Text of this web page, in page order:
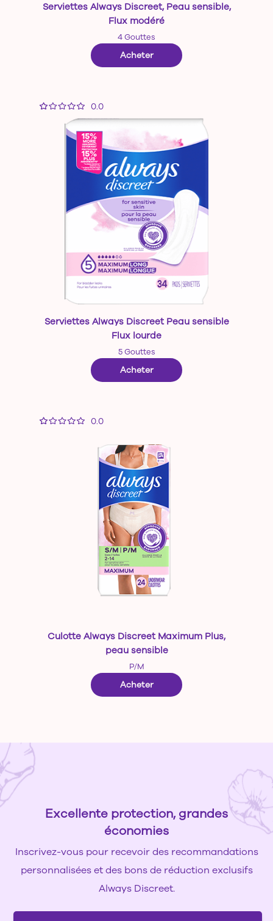
Serviettes Always Discreet, Peau sensible,
Flux modéré
4 Gouttes
Acheter— Serviettes Always
0.0
Serviettes Always Discreet Peau sensible
Flux lourde
5 Gouttes
Acheter— Serviettes Always
0.0
Culotte Always Discreet Maximum Plus,
peau sensible
P/M
Acheter— Culotte Always Discreet
Excellente protection, grandes
économies
Inscrivez-vous pour recevoir des recommandations
personnalisées et des bons de réduction exclusifs
Always Discreet.